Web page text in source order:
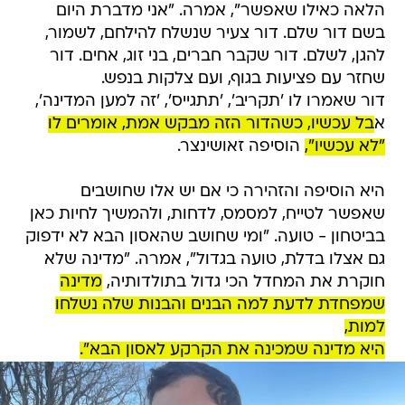
הלאה כאילו שאפשר", אמרה. "אני מדברת היום
בשם דור שלם. דור צעיר שנשלח להילחם, לשמור,
להגן, לשלם. דור שקבר חברים, בני זוג, אחים. דור
שחזר עם פציעות בגוף, ועם צלקות בנפש.
דור שאמרו לו 'תקריב', 'תתגייס', 'זה למען המדינה',
אבל עכשיו, כשהדור הזה מבקש אמת, אומרים לו
"לא עכשיו", הוסיפה זאושינצר.
היא הוסיפה והזהירה כי אם יש אלו שחושבים
שאפשר לטייח, למסמס, לדחות, ולהמשיך לחיות כאן
בביטחון - טועה. "ומי שחושב שהאסון הבא לא ידפוק
גם אצלו בדלת, טועה בגדול", אמרה. "מדינה שלא
חוקרת את המחדל הכי גדול בתולדותיה,מדינה
שמפחדת לדעת למה הבנים והבנות שלה נשלחו
למות,
היא מדינה שמכינה את הקרקע לאסון הבא".